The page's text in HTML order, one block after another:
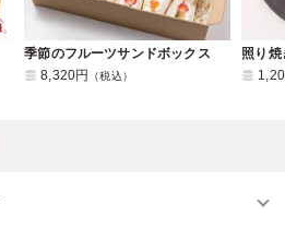
季節のフルーツサンドボックス
8,320円
（税込）